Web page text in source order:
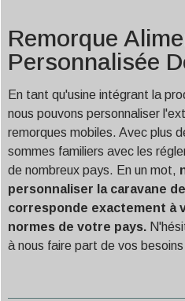
Remorque
Personnalisée
En tant qu'usine intégrant la
nous pouvons personnaliser
remorques mobiles. Avec plus
sommes familiers avec les
de nombreux pays. En un mot,
personnaliser la caravane
corresponde exactement à
normes de votre pays.
à nous faire part de vos